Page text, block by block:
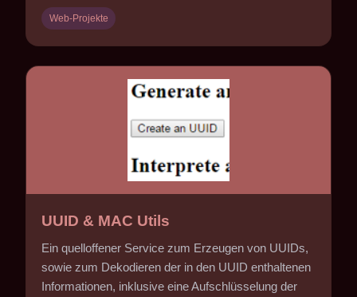
Web-Projekte
UUID & MAC Utils
Ein quelloffener Service zum Erzeugen von UUIDs,
sowie zum Dekodieren der in den UUID enthaltenen
Informationen, inklusive eine Aufschlüsselung der